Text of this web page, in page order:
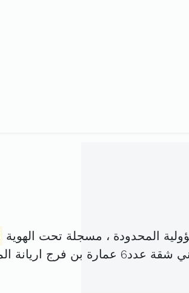
المحدودة ، مسجلة تحت الهوية